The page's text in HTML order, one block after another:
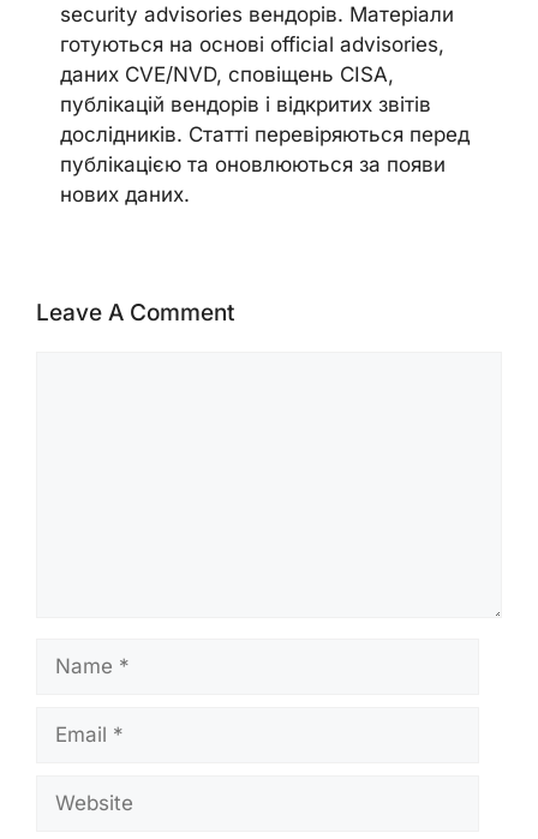
security advisories вендорів. Матеріали
готуються на основі official advisories,
даних CVE/NVD, сповіщень CISA,
публікацій вендорів і відкритих звітів
дослідників. Статті перевіряються перед
публікацією та оновлюються за появи
нових даних.
Leave A Comment
Name
Email
Website